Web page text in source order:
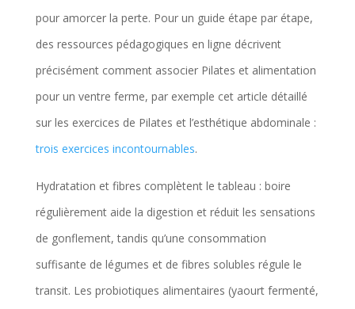
pour amorcer la perte. Pour un guide étape par étape,
des ressources pédagogiques en ligne décrivent
précisément comment associer Pilates et alimentation
pour un ventre ferme, par exemple cet article détaillé
sur les exercices de Pilates et l’esthétique abdominale :
trois exercices incontournables.
Hydratation et fibres complètent le tableau : boire
régulièrement aide la digestion et réduit les sensations
de gonflement, tandis qu’une consommation
suffisante de légumes et de fibres solubles régule le
transit. Les probiotiques alimentaires (yaourt fermenté,